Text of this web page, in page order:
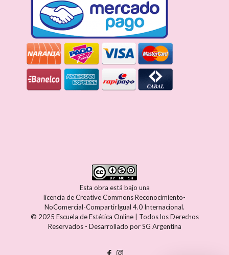
Esta obra está bajo una
licencia de Creative Commons Reconocimiento-
NoComercial-CompartirIgual 4.0 Internacional.
© 2025 Escuela de Estética Online | Todos los Derechos
Reservados - Desarrollado porSG Argentina